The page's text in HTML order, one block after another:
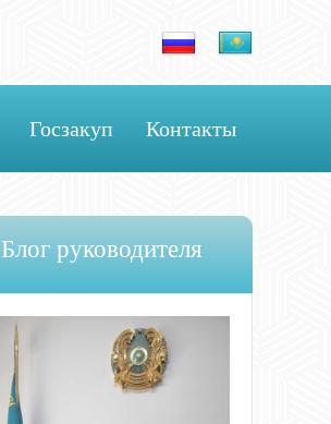
Госзакуп Контакты
Блог руководителя